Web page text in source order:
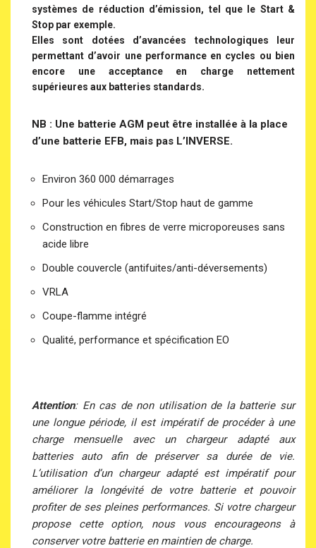
systèmes de réduction d’émission, tel que le Start &
Stop par exemple.
Elles sont dotées d’avancées technologiques leur
permettant d’avoir une performance en cycles ou bien
encore une acceptance en charge nettement
supérieures aux batteries standards.
NB : Une batterie AGM peut être installée à la place
d’une batterie EFB, mais pas L’INVERSE.
Environ 360 000 démarrages
Pour les véhicules Start/Stop haut de gamme
Construction en fibres de verre microporeuses sans
acide libre
Double couvercle (antifuites/anti-déversements)
VRLA
Coupe-flamme intégré
Qualité, performance et spécification EO
Attention: En cas de non utilisation de la batterie sur
une longue période, il est impératif de procéder à une
charge mensuelle avec un chargeur adapté aux
batteries auto afin de préserver sa durée de vie.
L’utilisation d’un chargeur adapté est impératif pour
améliorer la longévité de votre batterie et pouvoir
profiter de ses pleines performances. Si votre chargeur
propose cette option, nous vous encourageons à
conserver votre batterie en maintien de charge.